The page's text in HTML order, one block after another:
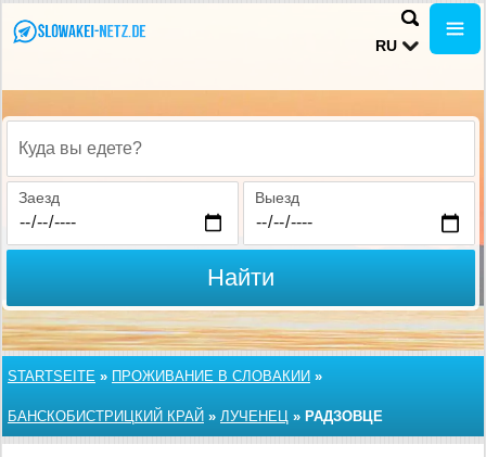
RU
Куда вы едете?
Заезд Выезд
Найти
STARTSEITE » ПРОЖИВАНИЕ В СЛОВАКИИ »
БАНСКОБИСТРИЦКИЙ КРАЙ » ЛУЧЕНЕЦ » РАДЗОВЦЕ